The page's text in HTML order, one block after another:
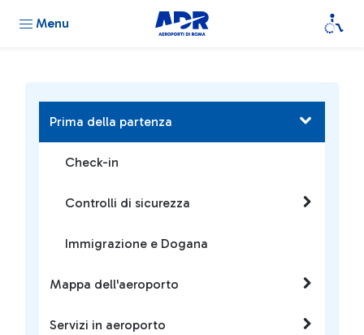
Menu
Prima della partenza
Check-in
Controlli di sicurezza
Immigrazione e Dogana
Mappa dell'aeroporto
Servizi in aeroporto